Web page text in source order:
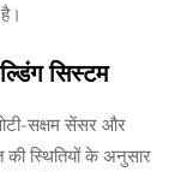
सिस्टम
सक्षम सेंसर और
की स्थितियों के अनुसार